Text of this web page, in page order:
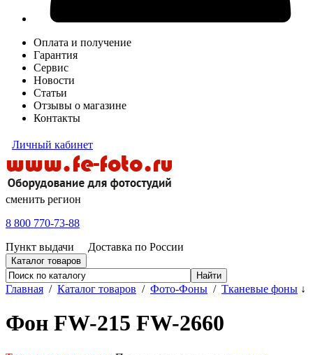
Оплата и получение
Гарантия
Сервис
Новости
Статьи
Отзывы о магазине
Контакты
Личный кабинет
сменить регион
8 800 770-73-88
Пункт выдачи
Доставка по России
Каталог товаров
Главная / Каталог товаров / Фото-Фоны / Тканевые фоны ↓
Фон FW-215 FW-2660